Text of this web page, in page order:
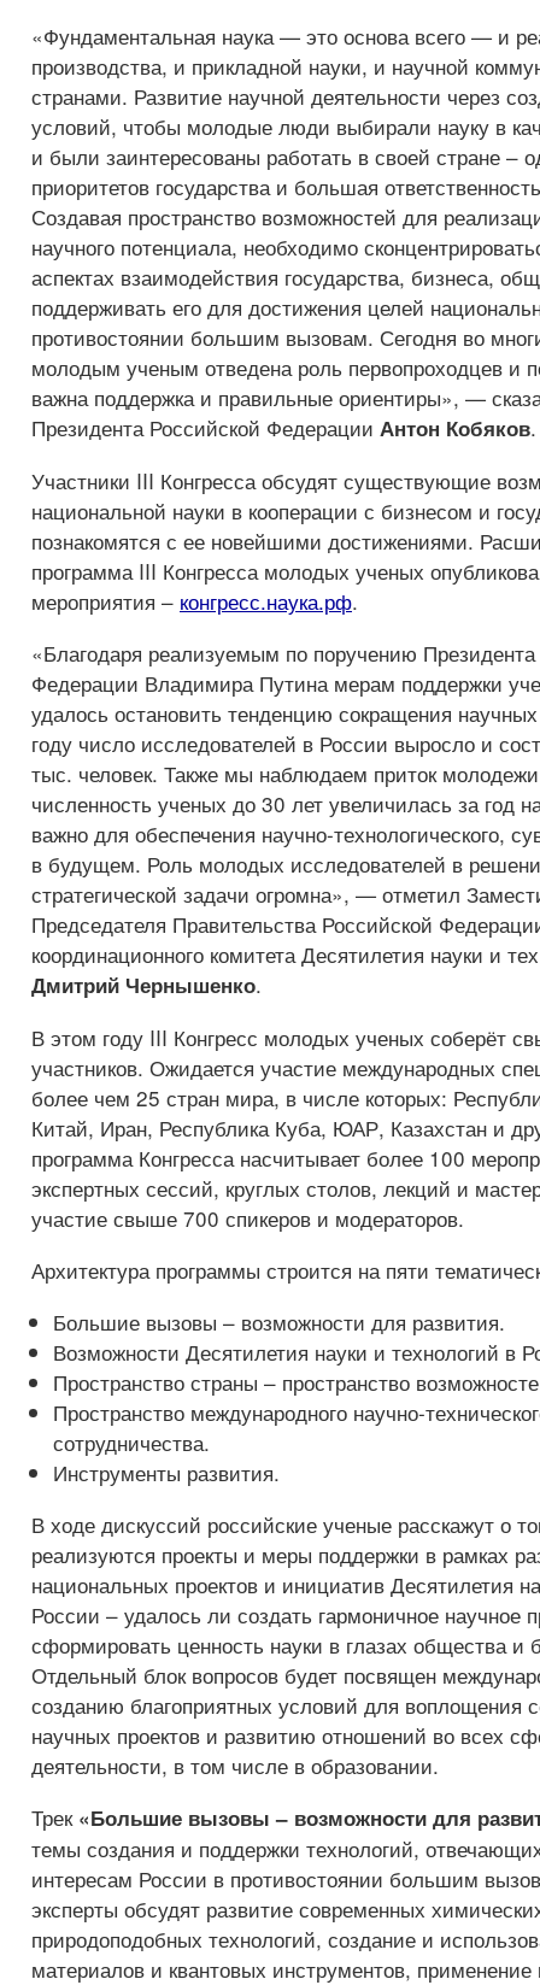
«Фундаментальная наука — это основа всего — и
производства, и прикладной науки, и научной
странами. Развитие научной деятельности через
условий, чтобы молодые люди выбирали науку в
и были заинтересованы работать в своей стране –
приоритетов государства и большая
Создавая пространство возможностей для
научного потенциала, необходимо
аспектах взаимодействия государства, бизнеса,
поддерживать его для достижения целей
противостоянии большим вызовам. Сегодня во
молодым ученым отведена роль первопроходцев и
важна поддержка и правильные ориентиры», —
Президента Российской Федерации Антон Кобяков.
Участники III Конгресса обсудят существующие
национальной науки в кооперации с бизнесом и
познакомятся с ее новейшими достижениями.
программа III Конгресса молодых ученых
мероприятия – конгресс.наука.рф.
«Благодаря реализуемым по поручению
Федерации Владимира Путина мерам поддержки
удалось остановить тенденцию сокращения
году число исследователей в России выросло и
тыс. человек. Также мы наблюдаем приток
численность ученых до 30 лет увеличилась за год
важно для обеспечения научно-технологического,
в будущем. Роль молодых исследователей в
стратегической задачи огромна», — отметил
Председателя Правительства Российской
координационного комитета Десятилетия науки и
Дмитрий Чернышенко.
В этом году III Конгресс молодых ученых соберёт
участников. Ожидается участие международных
более чем 25 стран мира, в числе которых:
Китай, Иран, Республика Куба, ЮАР, Казахстан и
программа Конгресса насчитывает более 100
экспертных сессий, круглых столов, лекций и
участие свыше 700 спикеров и модераторов.
Архитектура программы строится на пяти
Большие вызовы – возможности для развития.
Возможности Десятилетия науки и технологий в
Пространство страны – пространство
Пространство международного научно-
сотрудничества.
Инструменты развития.
В ходе дискуссий российские ученые расскажут о
реализуются проекты и меры поддержки в рамках
национальных проектов и инициатив Десятилетия
России – удалось ли создать гармоничное научное
сформировать ценность науки в глазах общества и
Отдельный блок вопросов будет посвящен
созданию благоприятных условий для воплощения
научных проектов и развитию отношений во всех
деятельности, в том числе в образовании.
Трек «Большие вызовы – возможности для
темы создания и поддержки технологий,
интересам России в противостоянии большим
эксперты обсудят развитие современных
природоподобных технологий, создание и
материалов и квантовых инструментов, применение